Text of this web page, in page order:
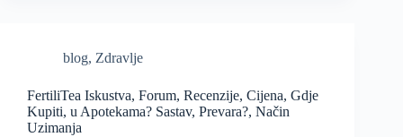
blog, Zdravlje
FertiliTea Iskustva, Forum, Recenzije, Cijena, Gdje
Kupiti, u Apotekama? Sastav, Prevara?, Način
Uzimanja